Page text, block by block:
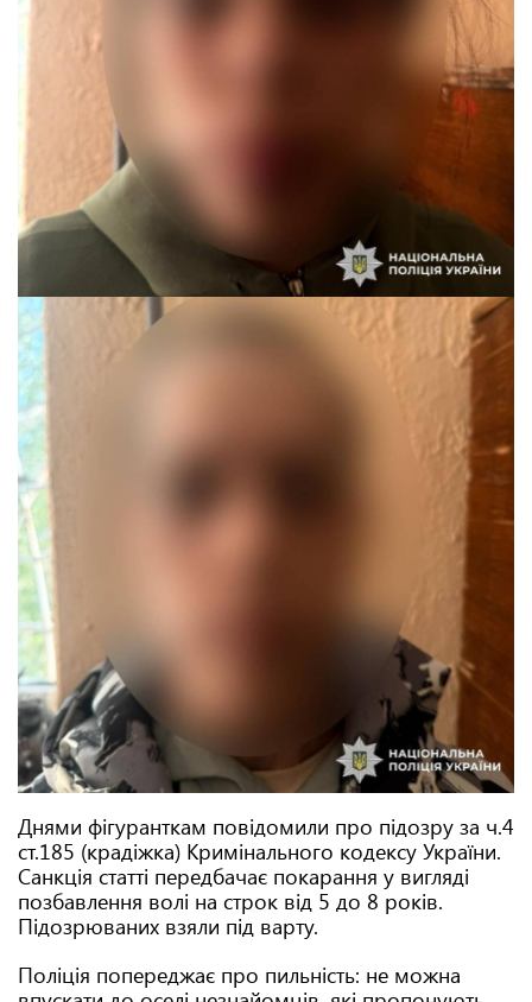
Днями фігуранткам повідомили про підозру за ч.4
ст.185 (крадіжка) Кримінального кодексу України.
Санкція статті передбачає покарання у вигляді
позбавлення волі на строк від 5 до 8 років.
Підозрюваних взяли під варту.
Поліція попереджає про пильність: не можна